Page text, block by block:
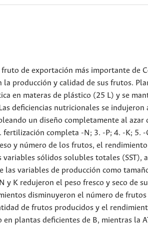
de exportación más importante de
producción y calidad de sus frutos.
en materas de plástico (25 L) y se
deficiencias nutricionales se
un diseño completamente al azar
completa -N; 3. -P; 4. -K; 5. -
y número de los frutos, el
sólidos solubles totales (SST),
variables de producción como
y K redujeron el peso fresco y seco de
disminuyeron el número de
de frutos producidos y el
en plantas deficientes de B, mientras la